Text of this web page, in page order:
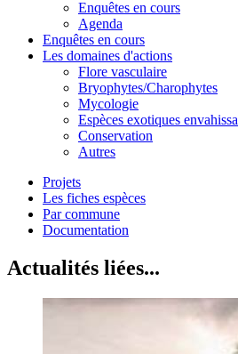
Enquêtes en cours
Agenda
Enquêtes en cours
Les domaines d'actions
Flore vasculaire
Bryophytes/Charophytes
Mycologie
Espèces exotiques
Conservation
Autres
Projets
Les fiches espèces
Par commune
Documentation
Actualités liées...